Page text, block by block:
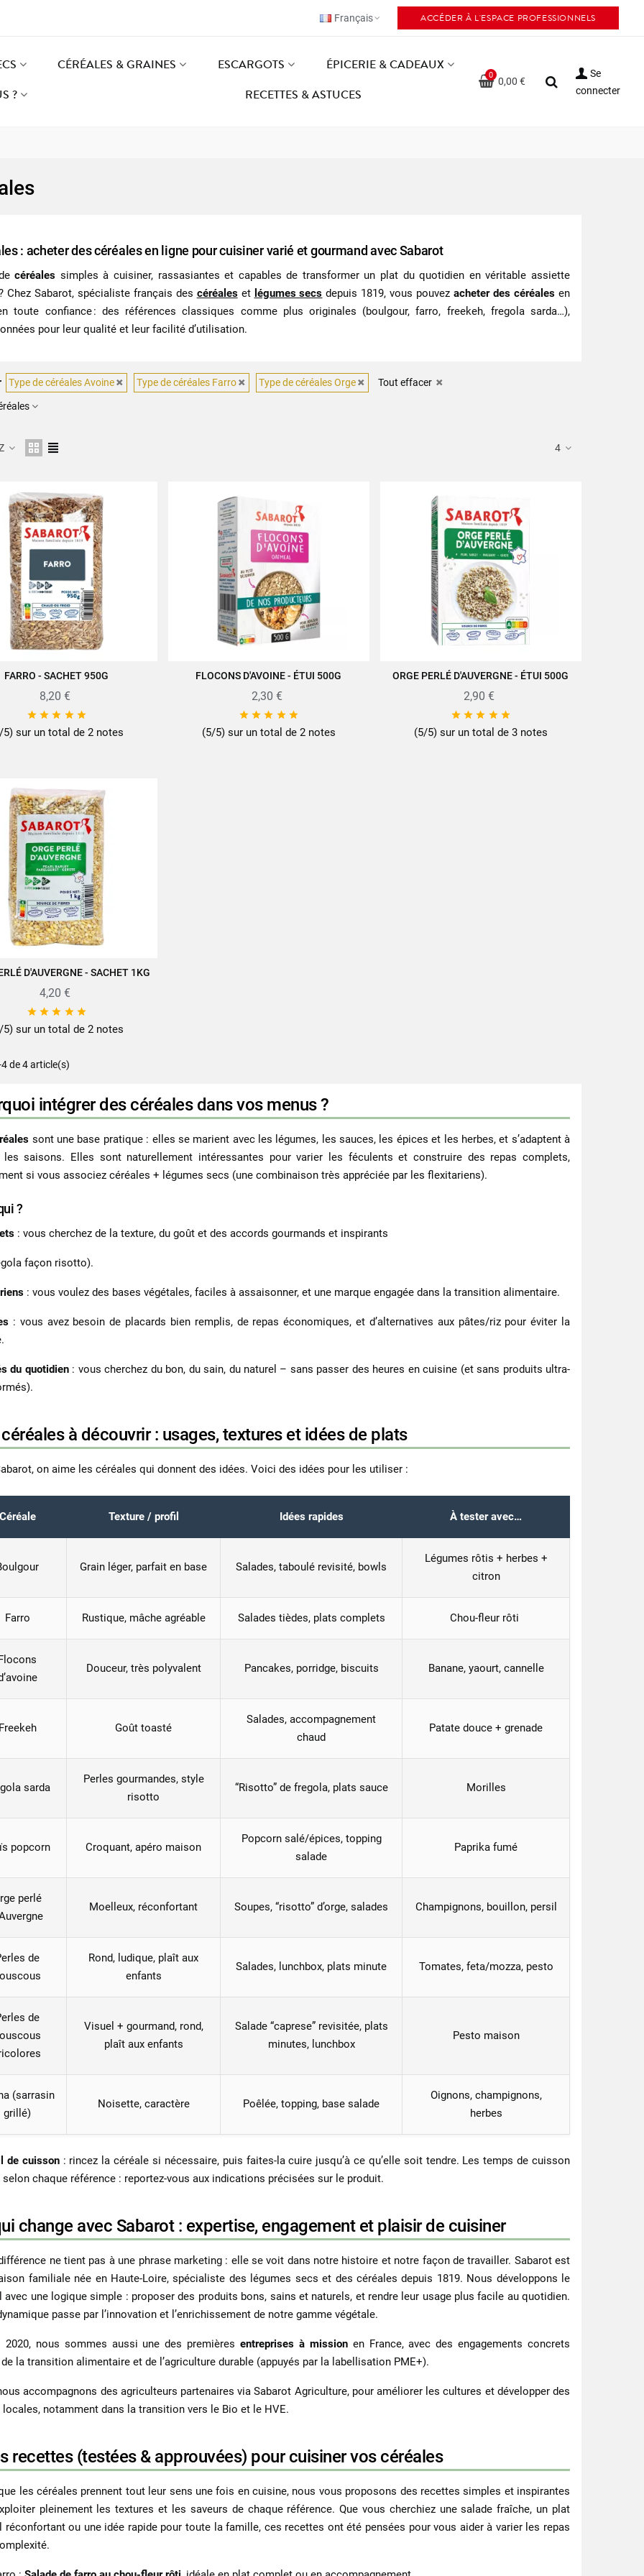
Français ACCÉDER À L'ESPACE PROFESSIONNELS
CÉRÉALES & GRAINES ESCARGOTS
ÉPICERIE & CADEAUX
?
RECETTES & ASTUCES
0
0,00 €
Se
connecter
: acheter des céréales en ligne pour cuisiner varié et gourmand avec Sabarot
céréales simples à cuisiner, rassasiantes et capables de transformer un plat du quotidien en véritable assiette
Chez Sabarot, spécialiste français des céréaleset légumes secs depuis 1819, vous pouvezacheter des céréales en
toute confiance : des références classiques comme plus originales (boulgour, farro, freekeh, fregola sarda…),
pour leur qualité et leur facilité d’utilisation.
Type de céréales Avoine Type de céréales Farro Type de céréales Orge Tout effacer
4
AU PANIER
FARRO - SACHET 950G
8,20 €
    
5) sur un total de 2 notes
AJOUTER AU PANIER
FLOCONS D'AVOINE - ÉTUI 500G
2,30 €
    
(5/5) sur un total de 2 notes
AJOUTER AU PANIER
ORGE PERLÉ D'AUVERGNE - ÉTUI 500G
2,90 €
    
(5/5) sur un total de 3 notes
AU PANIER
D'AUVERGNE - SACHET 1KG
4,20 €
    
5) sur un total de 2 notes
de 4 article(s)
intégrer des céréales dans vos menus ?
sont une base pratique : elles se marient avec les légumes, les sauces, les épices et les herbes, et s’adaptent à
les saisons. Elles sont naturellement intéressantes pour varier les féculents et construire des repas complets,
si vous associez céréales + légumes secs (une combinaison très appréciée par les flexitariens).
?
: vous cherchez de la texture, du goût et des accords gourmands et inspirants
façon risotto).
: vous voulez des bases végétales, faciles à assaisonner, et une marque engagée dans la transition alimentaire.
: vous avez besoin de placards bien remplis, de repas économiques, et d’alternatives aux pâtes/riz pour éviter la
du quotidien: vous cherchez du bon, du sain, du naturel – sans passer des heures en cuisine (et sans produits ultra-
à découvrir : usages, textures et idées de plats
on aime les céréales qui donnent des idées. Voici des idées pour les utiliser :
Texture / profil Idées rapides À tester avec…
Grain léger, parfait en base Salades, taboulé revisité, bowls
Légumes rôtis + herbes +
citron
Farro Rustique, mâche agréable Salades tièdes, plats complets Chou-fleur rôti
Douceur, très polyvalent Pancakes, porridge, biscuits Banane, yaourt, cannelle
Goût toasté
Salades, accompagnement
chaud
Patate douce + grenade
sarda
Perles gourmandes, style
risotto
“Risotto” de fregola, plats sauce Morilles
popcorn Croquant, apéro maison
Popcorn salé/épices, topping
salade
Paprika fumé
perlé
Moelleux, réconfortant Soupes, “risotto” d’orge, salades Champignons, bouillon, persil
de
Rond, ludique, plaît aux
enfants
Salades, lunchbox, plats minute Tomates, feta/mozza, pesto
de
Visuel + gourmand, rond,
plaît aux enfants
Salade “caprese” revisitée, plats
minutes, lunchbox
Pesto maison
(sarrasin
grillé)
Noisette, caractère Poêlée, topping, base salade
Oignons, champignons,
herbes
de cuisson: rincez la céréale si nécessaire, puis faites‑la cuire jusqu’à ce qu’elle soit tendre. Les temps de cuisson
selon chaque référence : reportez‑vous aux indications précisées sur le produit.
change avec Sabarot : expertise, engagement et plaisir de cuisiner
ne tient pas à une phrase marketing : elle se voit dans notre histoire et notre façon de travailler. Sabarot est
familiale née en Haute-Loire, spécialiste des légumes secs et des céréales depuis 1819. Nous développons le
avec une logique simple : proposer des produits bons, sains et naturels, et rendre leur usage plus facile au quotidien.
passe par l’innovation et l’enrichissement de notre gamme végétale.
2020, nous sommes aussi une des premières entreprises à missionen France, avec des engagements concrets
la transition alimentaire et de l’agriculture durable (appuyés par la labellisation PME+).
accompagnons des agriculteurs partenaires via Sabarot Agriculture, pour améliorer les cultures et développer des
notamment dans la transition vers le Bio et le HVE.
recettes (testées & approuvées) pour cuisiner vos céréales
lescéréales prennent tout leur sens une fois en cuisine, nous vous proposons des recettes simples et inspirantes
pleinement les textures et les saveurs de chaque référence. Que vous cherchiez une salade fraîche, un plat
réconfortant ou une idée rapide pour toute la famille, ces recettes ont été pensées pour vous aider à varier les repas